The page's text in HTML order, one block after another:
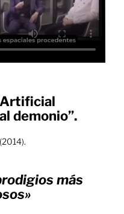
Artificial
demonio”.
(2014).
más